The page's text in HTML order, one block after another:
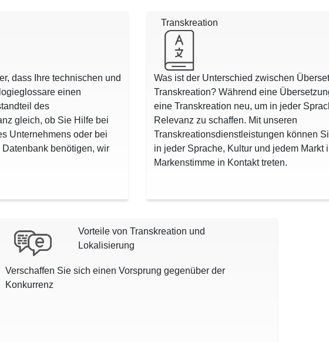
dass Ihre technischen und
einen
des
gleich, ob Sie Hilfe bei
Unternehmens oder bei
benötigen, wir
Transkreation
Was ist der Unterschied zwischen
Transkreation? Während eine
eine Transkreation neu, um in jeder
Relevanz zu schaffen. Mit unseren
Transkreationsdienstleistungen können
in jeder Sprache, Kultur und jedem Markt
Markenstimme in Kontakt treten.
Vorteile von Transkreation und
Lokalisierung
Verschaffen Sie sich einen Vorsprung gegenüber der
Konkurrenz